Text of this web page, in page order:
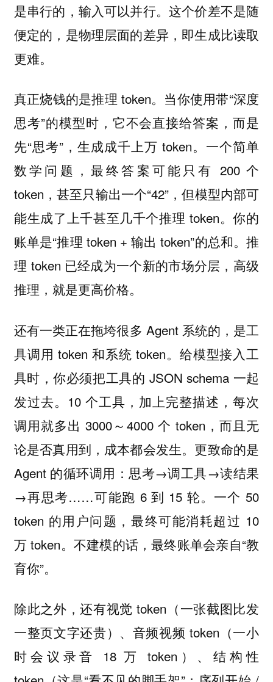
是串行的，输入可以并行。这个价差不是随
便定的，是物理层面的差异，即生成比读取
更难。
真正烧钱的是推理 token。当你使用带“深度
思考”的模型时，它不会直接给答案，而是
先“思考”，生成成千上万 token。一个简单
数学问题，最终答案可能只有 200 个
token，甚至只输出一个“42”，但模型内部可
能生成了上千甚至几千个推理 token。你的
账单是“推理 token + 输出 token”的总和。推
理 token 已经成为一个新的市场分层，高级
推理，就是更高价格。
还有一类正在拖垮很多 Agent 系统的，是工
具调用 token 和系统 token。给模型接入工
具时，你必须把工具的 JSON schema 一起
发过去。10 个工具，加上完整描述，每次
调用就多出 3000～4000 个 token，而且无
论是否真用到，成本都会发生。更致命的是
Agent 的循环调用：思考→调工具→读结果
→再思考……可能跑 6 到 15 轮。一个 50
token 的用户问题，最终可能消耗超过 10
万 token。不建模的话，最终账单会亲自“教
育你”。
除此之外，还有视觉 token（一张截图比发
一整页文字还贵）、音频视频 token（一小
时会议录音 18 万 token）、结构性